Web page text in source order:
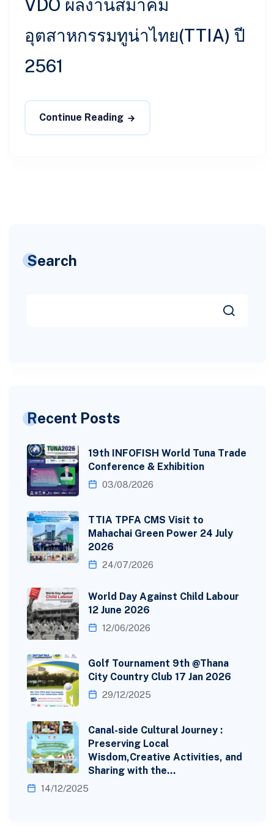
VDO ผลงานสมาคม
อุตสาหกรรมทูน่าไทย(TTIA) ปี
2561
Continue Reading
Search
Recent Posts
19th INFOFISH World Tuna Trade
Conference & Exhibition
03/08/2026
TTIA TPFA CMS Visit to
Mahachai Green Power 24 July
2026
24/07/2026
World Day Against Child Labour
12 June 2026
12/06/2026
Golf Tournament 9th @Thana
City Country Club 17 Jan 2026
29/12/2025
Canal-side Cultural Journey :
Preserving Local
Wisdom,Creative Activities, and
Sharing with the…
14/12/2025